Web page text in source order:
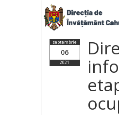
septembrie
06
2021